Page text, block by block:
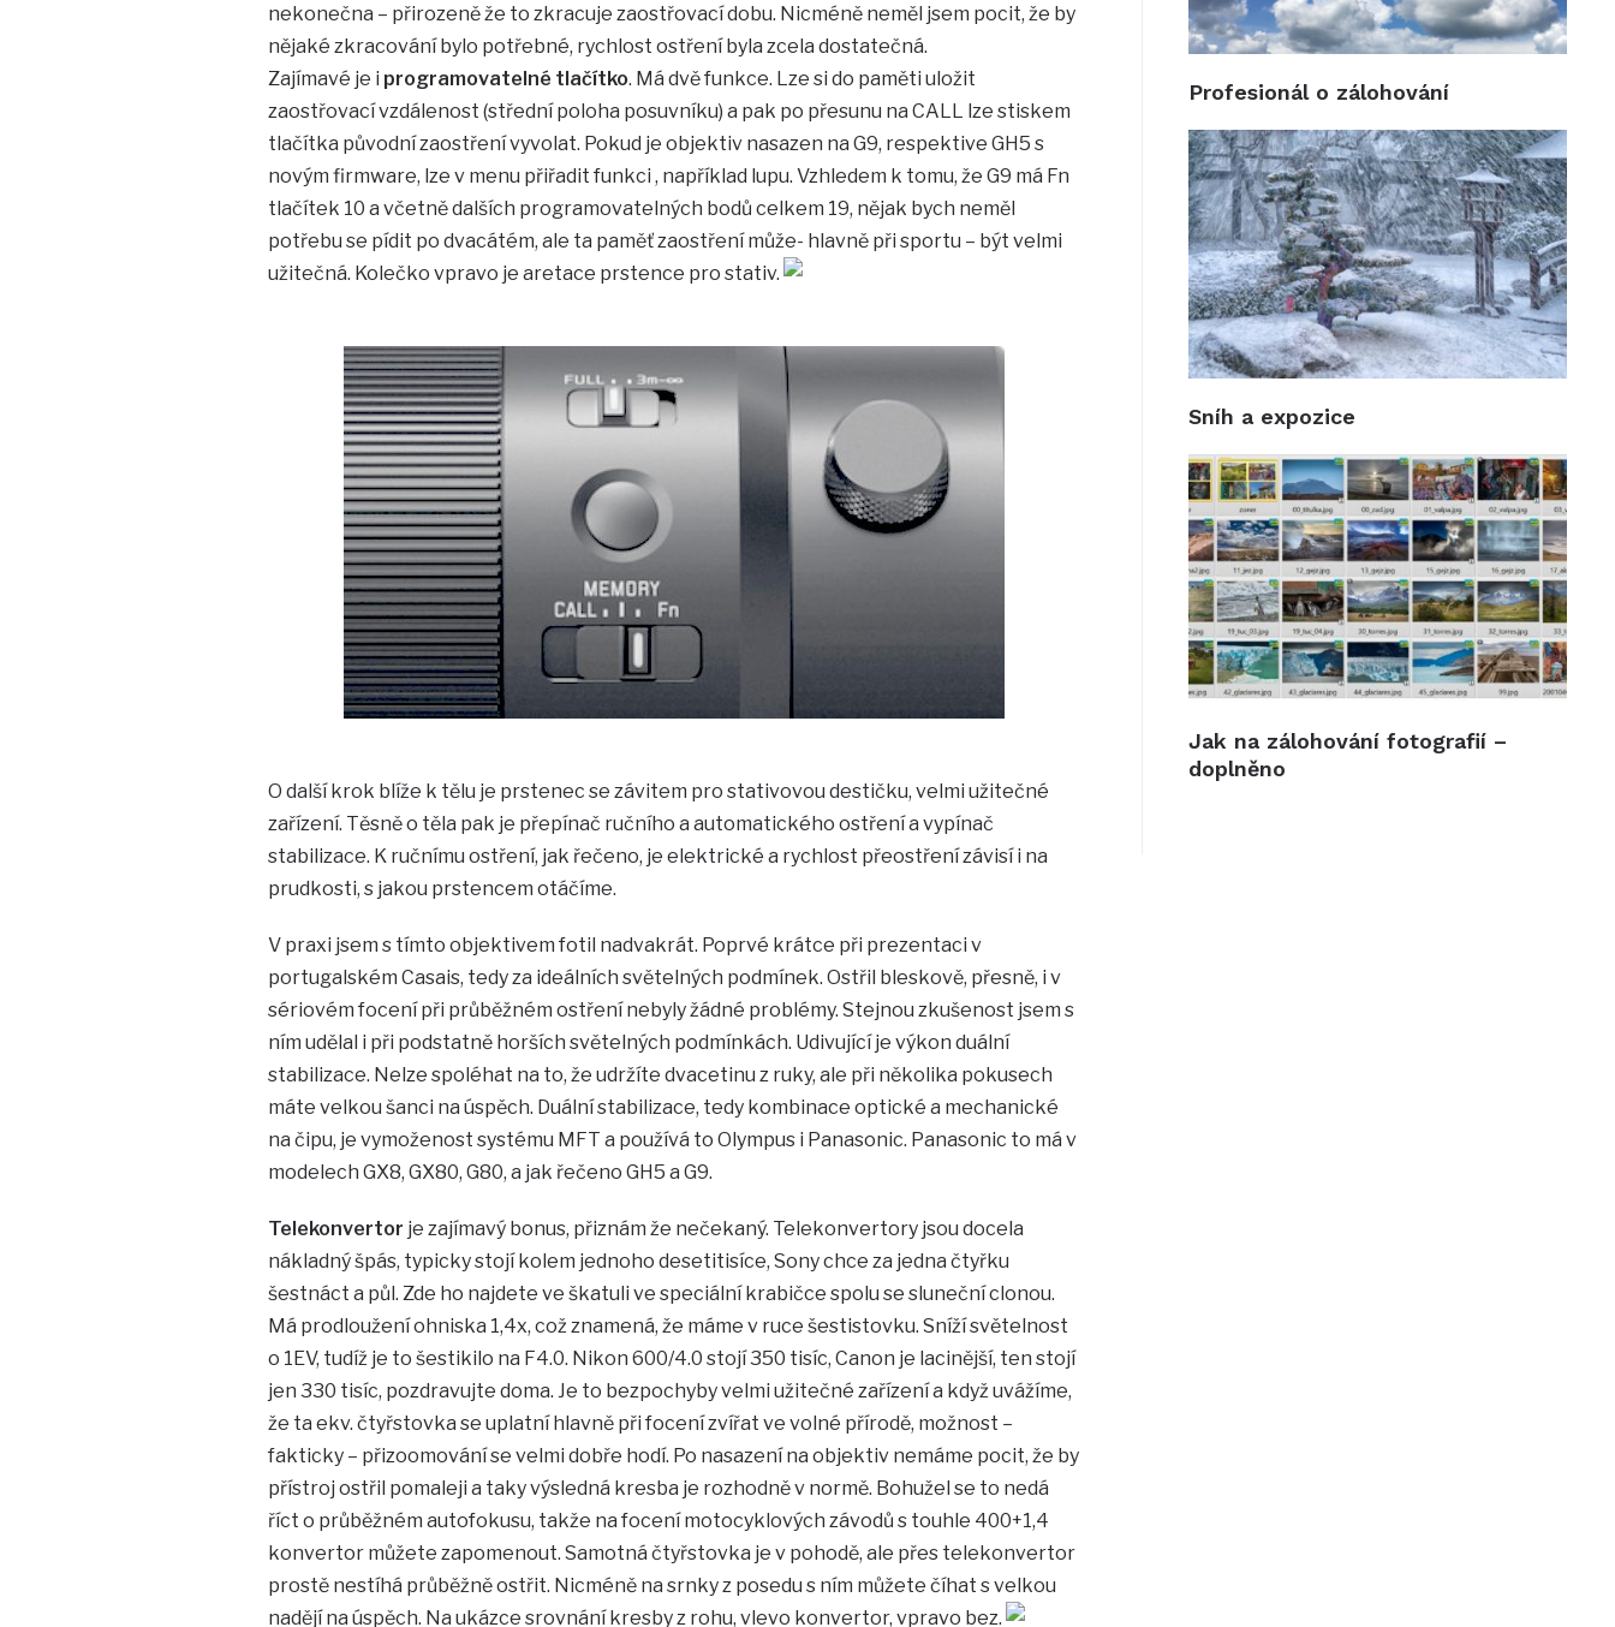
nekonečna – přirozeně že to zkracuje zaostřovací dobu. Nicméně neměl jsem pocit, že by
nějaké zkracování bylo potřebné, rychlost ostření byla zcela dostatečná.
Zajímavé je i programovatelné tlačítko. Má dvě funkce. Lze si do paměti uložit
zaostřovací vzdálenost (střední poloha posuvníku) a pak po přesunu na CALL lze stiskem
tlačítka původní zaostření vyvolat. Pokud je objektiv nasazen na G9, respektive GH5 s
novým firmware, lze v menu přiřadit funkci , například lupu. Vzhledem k tomu, že G9 má Fn
tlačítek 10 a včetně dalších programovatelných bodů celkem 19, nějak bych neměl
potřebu se pídit po dvacátém, ale ta paměť zaostření může- hlavně při sportu – být velmi
užitečná. Kolečko vpravo je aretace prstence pro stativ.
O další krok blíže k tělu je prstenec se závitem pro stativovou destičku, velmi užitečné
zařízení. Těsně o těla pak je přepínač ručního a automatického ostření a vypínač
stabilizace. K ručnímu ostření, jak řečeno, je elektrické a rychlost přeostření závisí i na
prudkosti, s jakou prstencem otáčíme.
V praxi jsem s tímto objektivem fotil nadvakrát. Poprvé krátce při prezentaci v
portugalském Casais, tedy za ideálních světelných podmínek. Ostřil bleskově, přesně, i v
sériovém focení při průběžném ostření nebyly žádné problémy. Stejnou zkušenost jsem s
ním udělal i při podstatně horších světelných podmínkách. Udivující je výkon duální
stabilizace. Nelze spoléhat na to, že udržíte dvacetinu z ruky, ale při několika pokusech
máte velkou šanci na úspěch. Duální stabilizace, tedy kombinace optické a mechanické
na čipu, je vymoženost systému MFT a používá to Olympus i Panasonic. Panasonic to má v
modelech GX8, GX80, G80, a jak řečeno GH5 a G9.
Telekonvertor je zajímavý bonus, přiznám že nečekaný. Telekonvertory jsou docela
nákladný špás, typicky stojí kolem jednoho desetitisíce, Sony chce za jedna čtyřku
šestnáct a půl. Zde ho najdete ve škatuli ve speciální krabičce spolu se sluneční clonou.
Má prodloužení ohniska 1,4x, což znamená, že máme v ruce šestistovku. Sníží světelnost
o 1EV, tudíž je to šestikilo na F4.0. Nikon 600/4.0 stojí 350 tisíc, Canon je lacinější, ten stojí
jen 330 tisíc, pozdravujte doma. Je to bezpochyby velmi užitečné zařízení a když uvážíme,
že ta ekv. čtyřstovka se uplatní hlavně při focení zvířat ve volné přírodě, možnost –
fakticky – přizoomování se velmi dobře hodí. Po nasazení na objektiv nemáme pocit, že by
přístroj ostřil pomaleji a taky výsledná kresba je rozhodně v normě. Bohužel se to nedá
říct o průběžném autofokusu, takže na focení motocyklových závodů s touhle 400+1,4
konvertor můžete zapomenout. Samotná čtyřstovka je v pohodě, ale přes telekonvertor
prostě nestíhá průběžně ostřit. Nicméně na srnky z posedu s ním můžete číhat s velkou
nadějí na úspěch. Na ukázce srovnání kresby z rohu, vlevo konvertor, vpravo bez.
Profesionál o zálohování
Sníh a expozice
Jak na zálohování fotografií –
doplněno